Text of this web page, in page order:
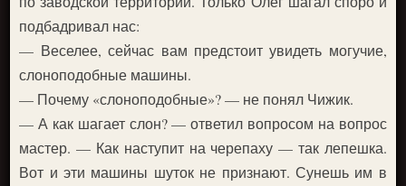
подбадривал нас:
— Веселее, сейчас вам предстоит увидеть могучие,
слоноподобные машины.
— Почему «слоноподобные»? — не понял Чижик.
— А как шагает слон? — ответил вопросом на вопрос
мастер. — Как наступит на черепаху — так лепешка.
Вот и эти машины шуток не признают. Сунешь им в